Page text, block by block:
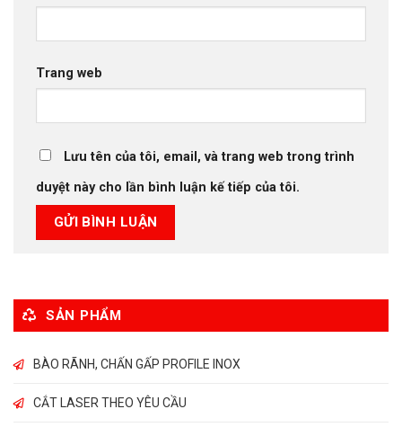
Trang web
Lưu tên của tôi, email, và trang web trong trình
duyệt này cho lần bình luận kế tiếp của tôi.
SẢN PHẨM
BÀO RÃNH, CHẤN GẤP PROFILE INOX
CẮT LASER THEO YÊU CẦU